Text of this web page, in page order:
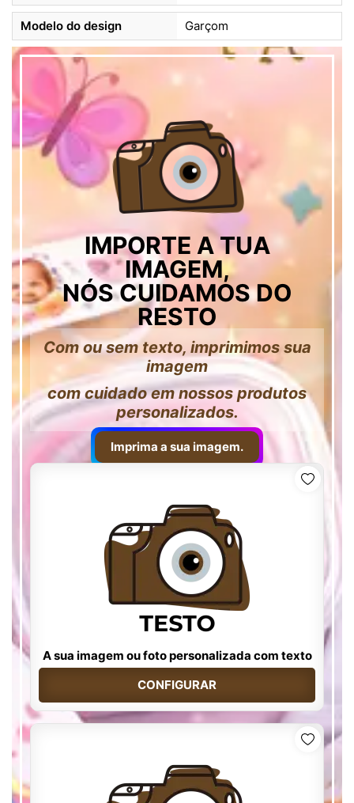
Modelo do design Garçom
IMPORTE A TUA
IMAGEM,
NÓS CUIDAMOS DO
RESTO
Com ou sem texto, imprimimos sua
imagem
com cuidado em nossos produtos
personalizados.
Imprima a sua imagem.
A sua imagem ou foto personalizada com texto
CONFIGURAR